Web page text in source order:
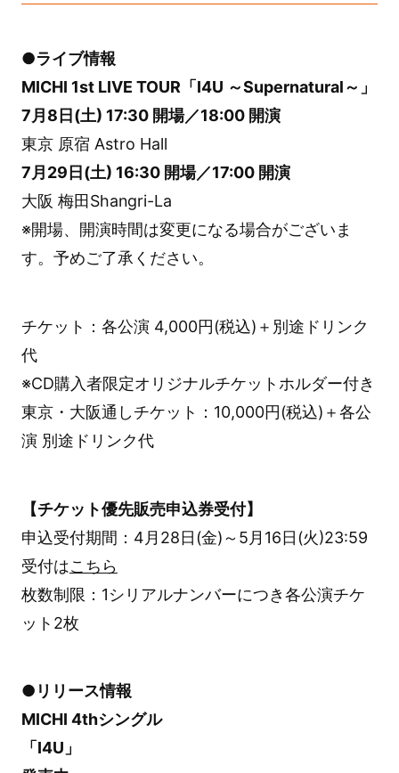
●ライブ情報
MICHI 1st LIVE TOUR「I4U ～Supernatural～」
7月8日(土) 17:30 開場／18:00 開演
東京 原宿 Astro Hall
7月29日(土) 16:30 開場／17:00 開演
大阪 梅田Shangri-La
※開場、開演時間は変更になる場合がございま
す。予めご了承ください。
チケット：各公演 4,000円(税込)＋別途ドリンク
代
※CD購入者限定オリジナルチケットホルダー付き
東京・大阪通しチケット：10,000円(税込)＋各公
演 別途ドリンク代
【チケット優先販売申込券受付】
申込受付期間：4月28日(金)～5月16日(火)23:59
受付はこちら
枚数制限：1シリアルナンバーにつき各公演チケ
ット2枚
●リリース情報
MICHI 4thシングル
「I4U」